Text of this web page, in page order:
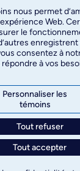
, Université de
nous permet
Web.
le
consentez à
à vos
Personnaliser les
témoins
Tout refuser
Tout accepter